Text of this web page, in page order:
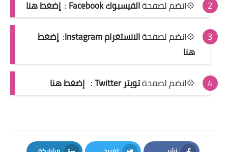
💠انضم لصفحةالفيسبوك Facebook : إضغط هنا
💠انضم لصفحةالانستغرام Instagram : إضغط
هنا
💠انضم لصفحةتويتر Twitter : إضغط هنا